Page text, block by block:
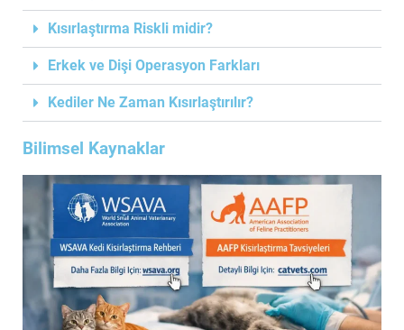
Kısırlaştırma Riskli midir?
Erkek ve Dişi Operasyon Farkları
Kediler Ne Zaman Kısırlaştırılır?
Bilimsel Kaynaklar